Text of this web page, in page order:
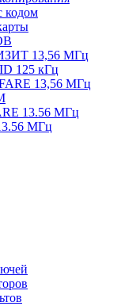
кодом
13,56 МГц
125 кГц
13,56 МГц
13.56 МГц
МГц